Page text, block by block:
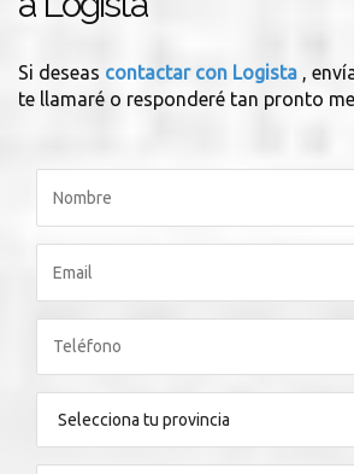
Si deseas contactar con Logista ,
te llamaré o responderé tan pronto